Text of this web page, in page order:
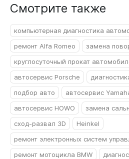
Смотрите также
компьютерная диагностика
ремонт Alfa Romeo
замена
круглосуточный прокат
автосервис Porsche
подбор авто
автосервис
автосервис HOWO
замена
сход-развал 3D
Heinkel
ремонт электронных систем
ремонт мотоцикла BMW